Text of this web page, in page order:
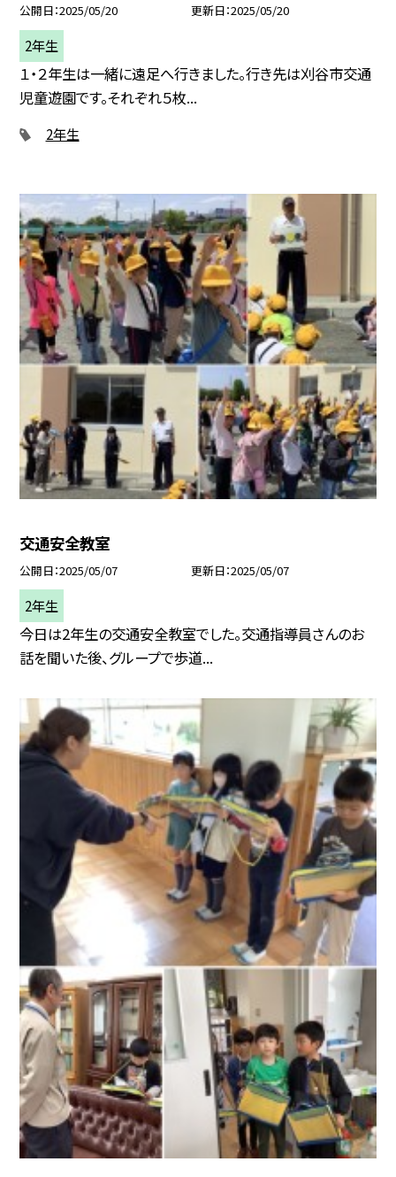
公開日 2025/05/20 更新日 2025/05/20
2年生
１・２年生は一緒に遠足へ行きました。行き先は刈谷市交通
児童遊園です。それぞれ５枚...
2年生
交通安全教室
公開日 2025/05/07 更新日 2025/05/07
2年生
今日は2年生の交通安全教室でした。交通指導員さんのお
話を聞いた後、グループで歩道...